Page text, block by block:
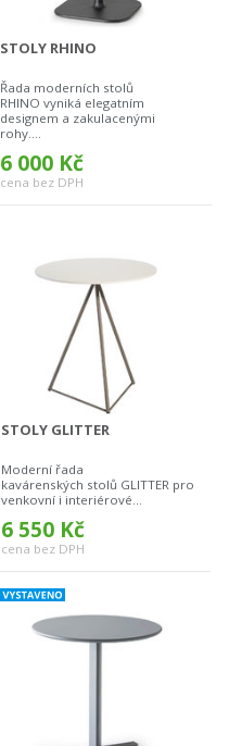
STOLY RHINO
Řada moderních stolů
RHINO vyniká elegatním
designem a zakulacenými
rohy....
6 000 Kč
cena bez DPH
STOLY GLITTER
Moderní řada
kavárenských stolů GLITTER pro
venkovní i interiérové...
6 550 Kč
cena bez DPH